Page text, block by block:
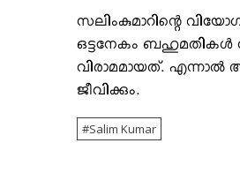
സലിംകുമാറിന്റെ
ഒട്ടനേകം ബഹുമതികള്‍
വിരാമമായത്. എന്നാല്‍
ജീവിക്കും.
Salim Kumar